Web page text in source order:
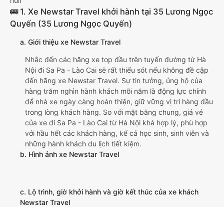
🚌 1. Xe Newstar Travel khởi hành tại 35 Lương Ngọc
Quyến (35 Lương Ngọc Quyến)
a. Giới thiệu xe Newstar Travel
Nhắc đến các hãng xe top đầu trên tuyến đường từ Hà
Nội đi Sa Pa - Lào Cai sẽ rất thiếu sót nếu không đề cập
đến hãng xe Newstar Travel. Sự tin tưởng, ủng hộ của
hàng trăm nghìn hành khách mỗi năm là động lực chính
để nhà xe ngày càng hoàn thiện, giữ vững vị trí hàng đầu
trong lòng khách hàng. So với mặt bằng chung, giá vé
của xe đi Sa Pa - Lào Cai từ Hà Nội khá hợp lý, phù hợp
với hầu hết các khách hàng, kể cả học sinh, sinh viên và
những hành khách du lịch tiết kiệm.
b. Hình ảnh xe Newstar Travel
c. Lộ trình, giờ khởi hành và giờ kết thúc của xe khách
Newstar Travel